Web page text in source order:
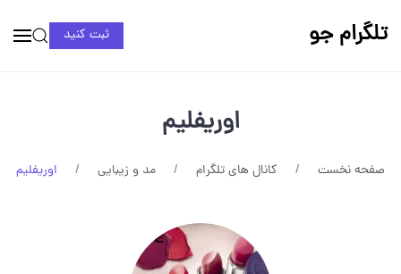
تلگرام جو ثبت کنید
اوریفلیم
صفحه نخست کانال های تلگرام مد و زیبایی اوریفلیم